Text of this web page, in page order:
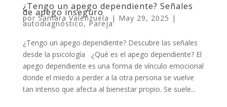
¿Tengo un apego dependiente? Señales
de apego inseguro
porSamara Valenzuela | May 29, 2025 |
autodiagnóstico,Pareja
¿Tengo un apego dependiente? Descubre las señales
desde la psicología ¿Qué es el apego dependiente? El
apego dependiente es una forma de vínculo emocional
donde el miedo a perder a la otra persona se vuelve
tan intenso que afecta al bienestar propio. Se suele...